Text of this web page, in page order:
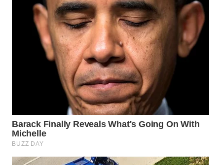
WN
SURABAYA
WN
MANDALIKA
WN